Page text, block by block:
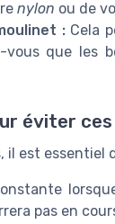
nylon ou de
:Cela
vous que les
éviter ces
il est essentiel
pas en